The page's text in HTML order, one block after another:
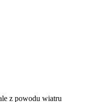
z powodu wiatru